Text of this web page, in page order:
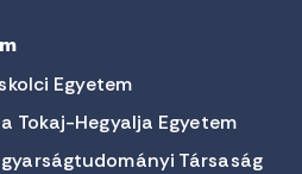
Egyetem
Tokaj-Hegyalja Egyetem
Társaság